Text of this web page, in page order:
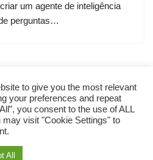
um agente de inteligência
perguntas…
to give you the most relevant
your preferences and repeat
you consent to the use of ALL
visit "Cookie Settings" to
All